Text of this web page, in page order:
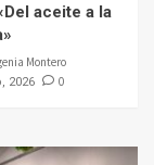
aceite a la
Montero
2026 0